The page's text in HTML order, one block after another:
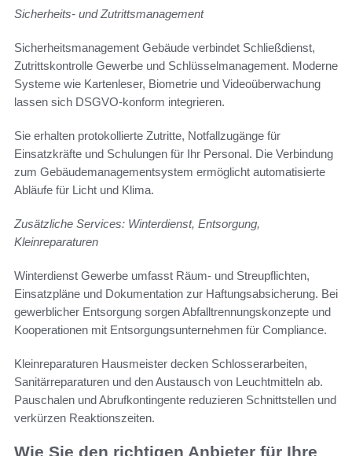
Sicherheits- und Zutrittsmanagement
Sicherheitsmanagement Gebäude verbindet Schließdienst,
Zutrittskontrolle Gewerbe und Schlüsselmanagement. Moderne
Systeme wie Kartenleser, Biometrie und Videoüberwachung
lassen sich DSGVO-konform integrieren.
Sie erhalten protokollierte Zutritte, Notfallzugänge für
Einsatzkräfte und Schulungen für Ihr Personal. Die Verbindung
zum Gebäudemanagementsystem ermöglicht automatisierte
Abläufe für Licht und Klima.
Zusätzliche Services: Winterdienst, Entsorgung,
Kleinreparaturen
Winterdienst Gewerbe umfasst Räum- und Streupflichten,
Einsatzpläne und Dokumentation zur Haftungsabsicherung. Bei
gewerblicher Entsorgung sorgen Abfalltrennungskonzepte und
Kooperationen mit Entsorgungsunternehmen für Compliance.
Kleinreparaturen Hausmeister decken Schlosserarbeiten,
Sanitärreparaturen und den Austausch von Leuchtmitteln ab.
Pauschalen und Abrufkontingente reduzieren Schnittstellen und
verkürzen Reaktionszeiten.
Wie Sie den richtigen Anbieter für Ihre